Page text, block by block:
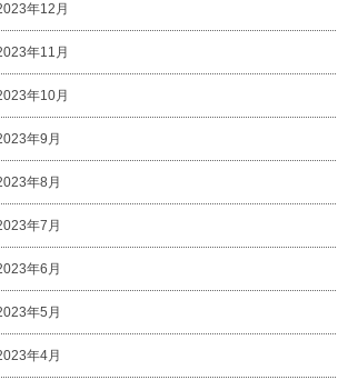
年12月
年11月
年10月
年9月
年8月
年7月
年6月
年5月
年4月